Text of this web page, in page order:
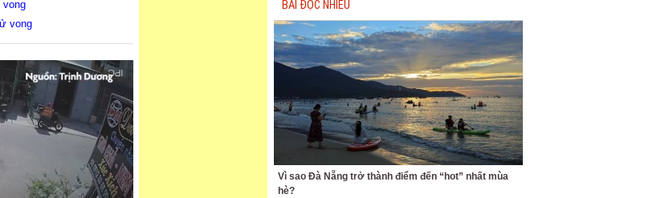
vong
vong
BÀI ĐỌC NHIỀU
Vì sao Đà Nẵng trở thành điểm đến “hot” nhất mùa
hè?